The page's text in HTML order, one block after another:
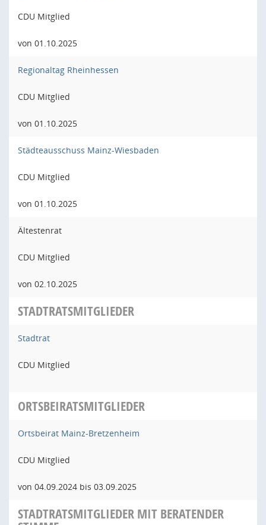
CDU Mitglied
von 01.10.2025
Regionaltag Rheinhessen
CDU Mitglied
von 01.10.2025
Städteausschuss Mainz-Wiesbaden
CDU Mitglied
von 01.10.2025
Ältestenrat
CDU Mitglied
von 02.10.2025
STADTRATSMITGLIEDER
Stadtrat
CDU Mitglied
ORTSBEIRATSMITGLIEDER
Ortsbeirat Mainz-Bretzenheim
CDU Mitglied
von 04.09.2024 bis 03.09.2025
STADTRATSMITGLIEDER MIT BERATENDER